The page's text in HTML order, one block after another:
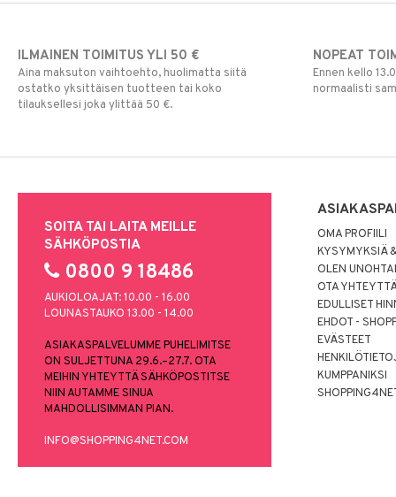
ILMAINEN TOIMITUS YLI 50 €
Aina maksuton vaihtoehto, huolimatta siitä
ostatko yksittäisen tuotteen tai koko
tilauksellesi joka ylittää 50 €.
NOPEAT
Ennen kello
normaalisti
SOITA TAI LAITA MEILLE
SÄHKÖPOSTIA
0800 9 18486
AUKIOLOAJAT: 10.00 - 16.00
LOUNASTAUKO 13.00 - 14.00
ASIAKASPALVELUMME PUHELIMITSE
ON SULJETTUNA 29.6.–27.7. OTA
MEIHIN YHTEYTTÄ SÄHKÖPOSTITSE
NIIN AUTAMME SINUA
MAHDOLLISIMMAN PIAN.
INFO@SHOPPING4NET.COM
OMA PROFIILI
KYSYMYKSIÄ
OLEN
OTA
EDULLISET
EHDOT -
EVÄSTEET
KUMPPANIKSI